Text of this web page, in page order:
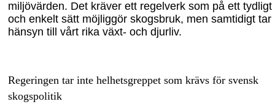
miljövärden. Det kräver ett regelverk som på ett tydligt
och enkelt sätt möjliggör skogsbruk, men samtidigt tar
hänsyn till vårt rika växt- och djurliv.
Regeringen tar inte helhetsgreppet som krävs för svensk
skogspolitik